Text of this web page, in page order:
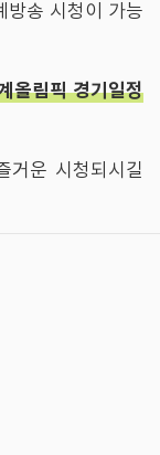
방송 시청이 가능
올림픽 경기일정
거운 시청되시길